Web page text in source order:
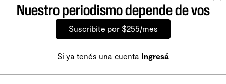
Nuestro periodismo depende de vos
Suscribite por $255/mes
Si ya tenés una cuenta Ingresá